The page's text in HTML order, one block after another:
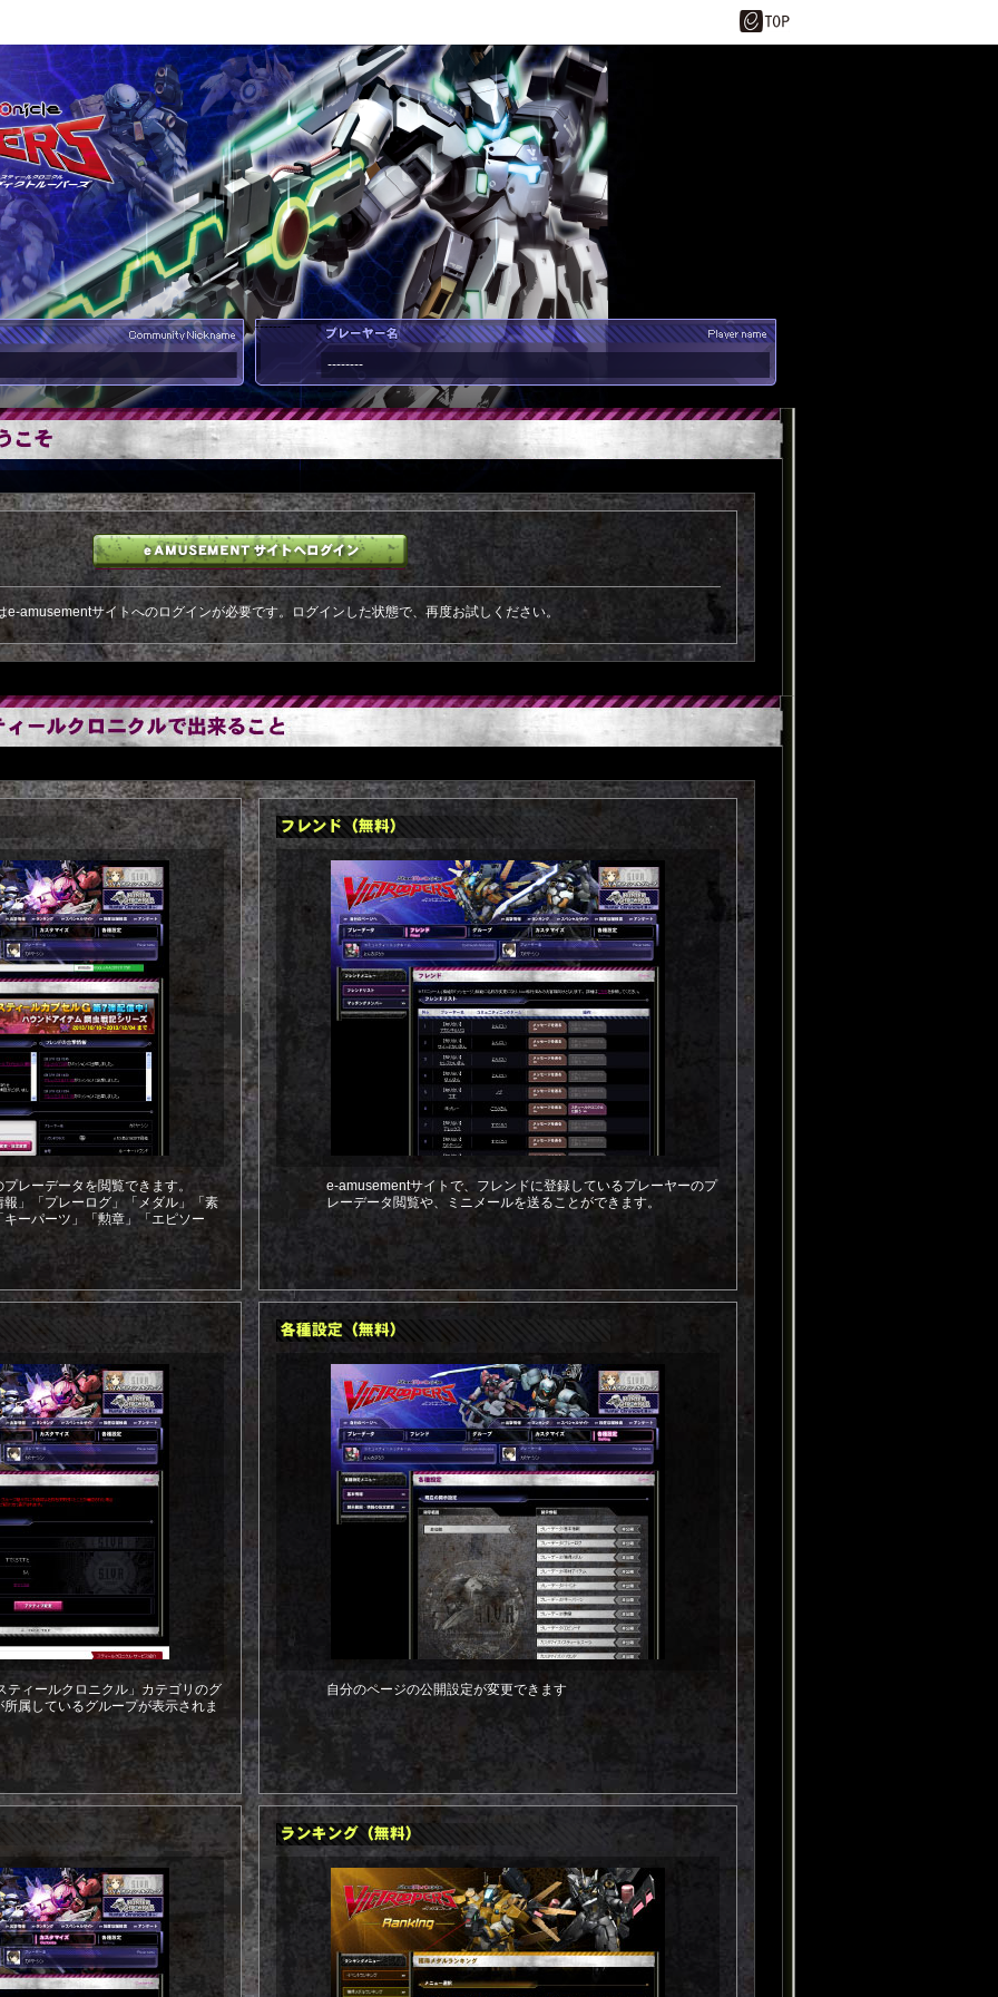
--------
--------
e-amusementサイトへのログインが必要です。ログインした状態で、再度お試しください。
レーデータを閲覧できます。
」「プレーログ」「メダル」「素
ーパーツ」「勲章」「エピソー
e-amusementサイトで、フレンドに登録しているプレーヤーのプ
レーデータ閲覧や、ミニメールを送ることができます。
ィールクロニクル」カテゴリのグ
属しているグループが表示されま
自分のページの公開設定が変更できます